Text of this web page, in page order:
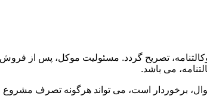
تصریح گردد. مسئولیت موکل، پس از
می باشد.
برخوردار است، می تواند هرگونه تصرف مشروع و